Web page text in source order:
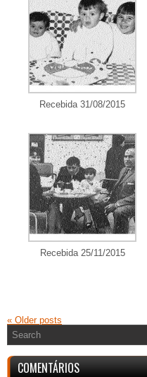
Recebida 31/08/2015
Recebida 25/11/2015
« Older posts
COMENTÁRIOS